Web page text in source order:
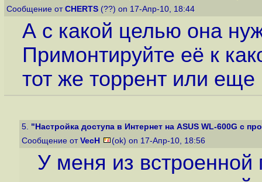
Сообщение от CHERTS (??) on 17-Апр-10, 18:44
А с какой целью она
Примонтируйте её к
тот же торрент или еще
5. "Настройка доступа в Интернет на ASUS WL-600G с
Сообщение от VecH (ok) on 17-Апр-10, 18:56
У меня из встроенной